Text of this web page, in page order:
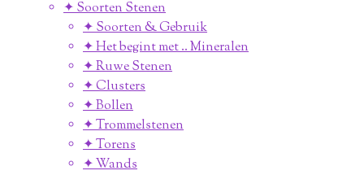
✦ Soorten Stenen
✦ Soorten & Gebruik
✦ Het begint met .. Mineralen
✦ Ruwe Stenen
✦ Clusters
✦ Bollen
✦ Trommelstenen
✦ Torens
✦ Wands